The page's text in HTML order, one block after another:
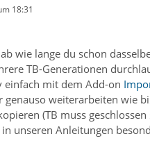
18:31
wie lange du schon
TB-Generationen
einfach mit dem Add-on
genauso weiterarbeiten wie
(TB muss geschlossen
unseren Anleitungen